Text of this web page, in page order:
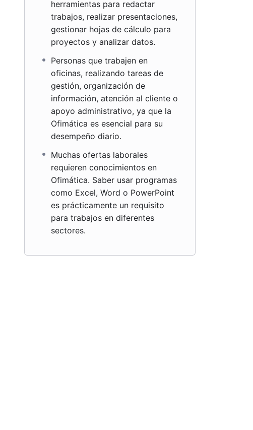
herramientas para redactar
trabajos, realizar presentaciones,
gestionar hojas de cálculo para
proyectos y analizar datos.
Personas que trabajen en
oficinas, realizando tareas de
gestión, organización de
información, atención al cliente o
apoyo administrativo, ya que la
Ofimática es esencial para su
desempeño diario.
Muchas ofertas laborales
requieren conocimientos en
Ofimática. Saber usar programas
como Excel, Word o PowerPoint
es prácticamente un requisito
para trabajos en diferentes
sectores.